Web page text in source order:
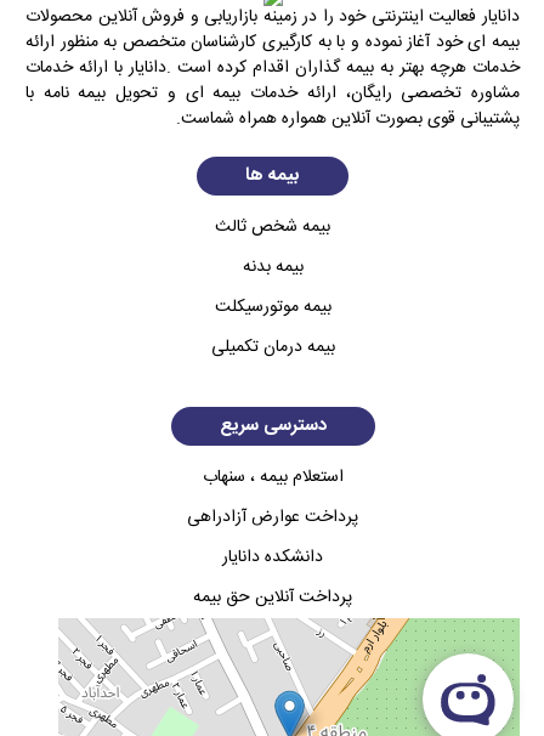
دانایار فعالیت اینترنتی خود را در زمینه بازاریابی و فروش آنلاین محصولات
بیمه ای خود آغاز نموده و با به کارگیری کارشناسان متخصص به منظور ارائه
خدمات هرچه بهتر به بیمه گذاران اقدام کرده است .دانایار با ارائه خدمات
مشاوره تخصصی رایگان، ارائه خدمات بیمه ای و تحویل بیمه نامه با
پشتیبانی قوی بصورت آنلاین همواره همراه شماست.
بیمه ها
بیمه شخص ثالث
بیمه بدنه
بیمه موتورسیکلت
بیمه درمان تکمیلی
دسترسی سریع
استعلام بیمه ، سنهاب
پرداخت عوارض آزادراهی
دانشکده دانایار
پرداخت آنلاین حق بیمه